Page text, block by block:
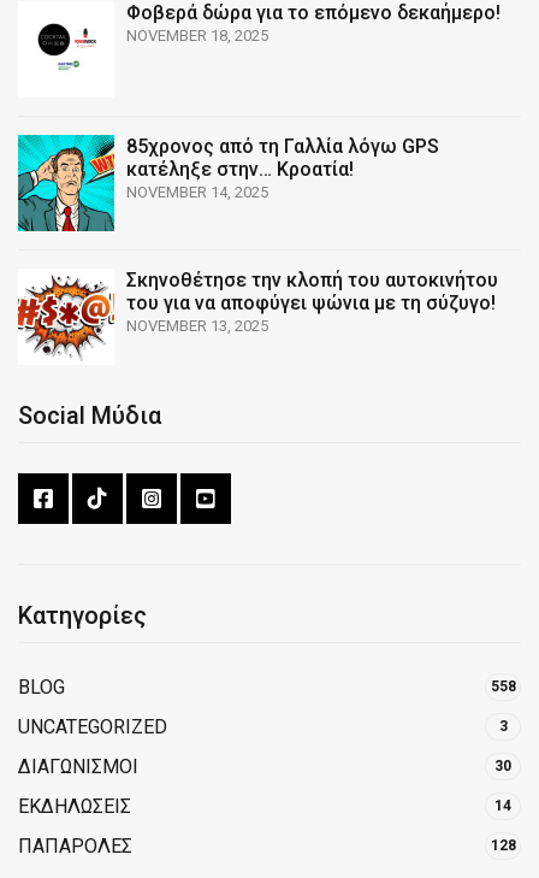
Φοβερά δώρα για το επόμενο δεκαήμερο!
NOVEMBER 18, 2025
85χρονος από τη Γαλλία λόγω GPS
κατέληξε στην… Κροατία!
NOVEMBER 14, 2025
Σκηνοθέτησε την κλοπή του αυτοκινήτου
του για να αποφύγει ψώνια με τη σύζυγο!
NOVEMBER 13, 2025
Social Μύδια
Κατηγορίες
BLOG 558
UNCATEGORIZED 3
ΔΙΑΓΩΝΙΣΜΟΙ 30
ΕΚΔΗΛΩΣΕΙΣ 14
ΠΑΠΑΡΟΛΕΣ 128